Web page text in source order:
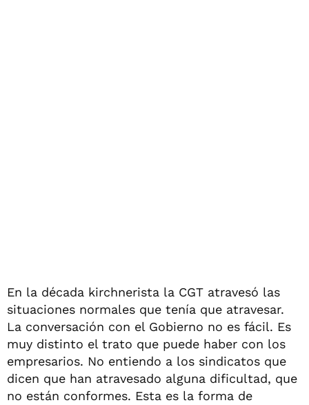
En la década kirchnerista la CGT atravesó las
situaciones normales que tenía que atravesar.
La conversación con el Gobierno no es fácil. Es
muy distinto el trato que puede haber con los
empresarios. No entiendo a los sindicatos que
dicen que han atravesado alguna dificultad, que
no están conformes. Esta es la forma de